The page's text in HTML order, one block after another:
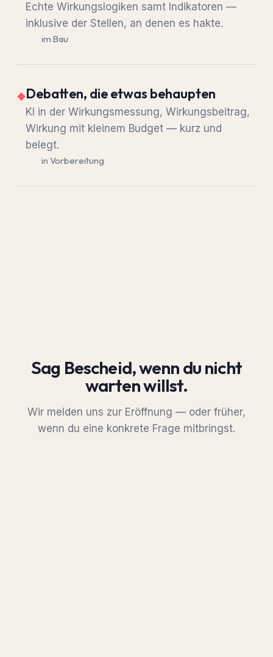
Echte Wirkungslogiken samt Indikatoren —
inklusive der Stellen, an denen es hakte.
im Bau
Debatten, die etwas behaupten
KI in der Wirkungsmessung, Wirkungsbeitrag,
Wirkung mit kleinem Budget — kurz und
belegt.
in Vorbereitung
Sag Bescheid, wenn du nicht
warten willst.
Wir melden uns zur Eröffnung — oder früher,
wenn du eine konkrete Frage mitbringst.